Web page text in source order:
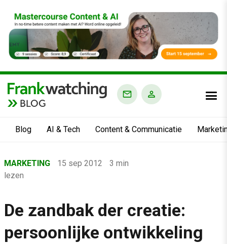
BLOG
Blog AI & Tech Content & Communicatie
›
Marketing
›
MARKETING 15 sep 2012
3 min
lezen
De zandbak der creatie:
persoonlijke ontwikkeling